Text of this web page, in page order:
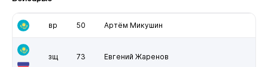
вр 50 Артём Микушин
зщ 73 Евгений Жаренов